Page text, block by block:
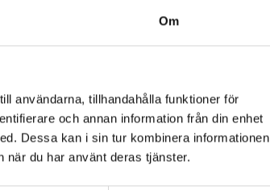
Om
användarna, tillhandahålla funktioner för
och annan information från din enhet
Dessa kan i sin tur kombinera informationen
när du har använt deras tjänster.
LADDA NER BROSCHYR